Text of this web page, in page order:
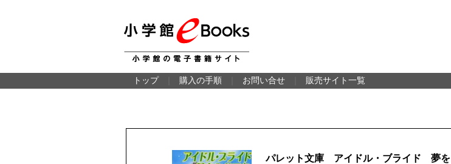
トップ 購入の手順 お問い合せ 販売サイト一覧
パレット文庫 アイドル・ブライド 夢を